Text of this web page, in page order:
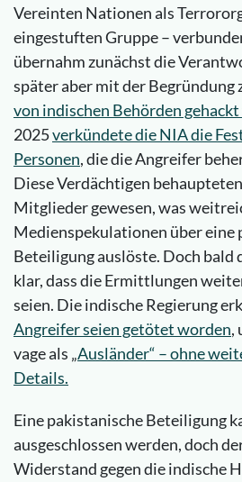
Vereinten Nationen als
eingestuften Gruppe –
übernahm zunächst die
später aber mit der Begründung
von indischen Behörden
2025verkündete die NIA die
Personen, die die Angreifer
Diese Verdächtigen
Mitglieder gewesen, was
Medienspekulationen über eine
Beteiligung auslöste. Doch
klar, dass die Ermittlungen
seien. Die indische Regierung
Angreifer seien getötet worden,
vage als „Ausländer“ – ohne
Details.
Eine pakistanische Beteiligung
ausgeschlossen werden, doch
Widerstand gegen die indische